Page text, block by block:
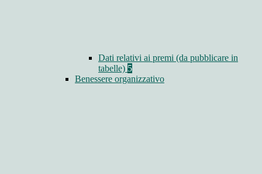
Dati relativi ai premi (da pubblicare in
tabelle) 5
Benessere organizzativo